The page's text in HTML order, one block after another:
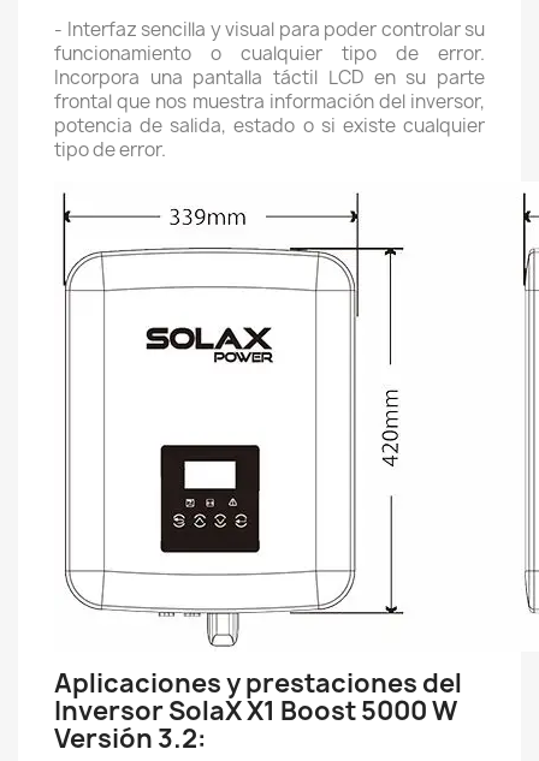
- Interfaz sencilla y visual para poder controlar su
funcionamiento o cualquier tipo de error.
Incorpora una pantalla táctil LCD en su parte
frontal que nos muestra información del inversor,
potencia de salida, estado o si existe cualquier
tipo de error.
Aplicaciones y prestaciones del
Inversor SolaX X1 Boost 5000 W
Versión 3.2: